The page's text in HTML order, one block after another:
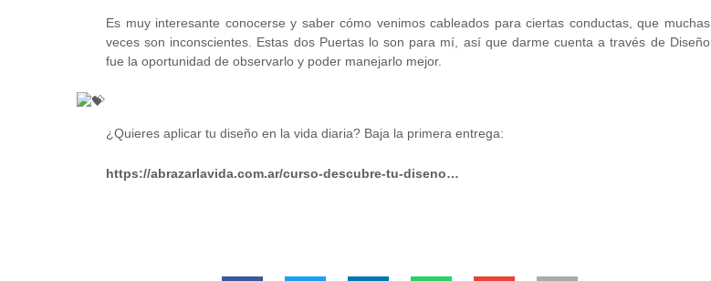
Es muy interesante conocerse y saber cómo venimos cableados para ciertas conductas, que muchas
veces son inconscientes. Estas dos Puertas lo son para mí, así que darme cuenta a través de Diseño
fue la oportunidad de observarlo y poder manejarlo mejor.
¿Quieres aplicar tu diseño en la vida diaria? Baja la primera entrega:
https://abrazarlavida.com.ar/curso-descubre-tu-diseno…